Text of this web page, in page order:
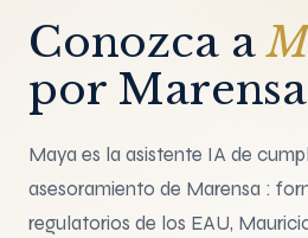
Conozca a
por Marensa
Maya es la asistente IA de
asesoramiento de Marensa :
regulatorios de los EAU,